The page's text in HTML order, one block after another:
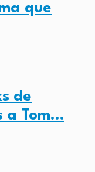
que
de
a Tom…